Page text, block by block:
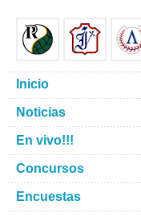
Inicio
Noticias
En vivo!!!
Concursos
Encuestas